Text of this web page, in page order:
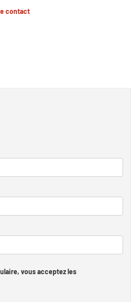
contact
vous acceptez les